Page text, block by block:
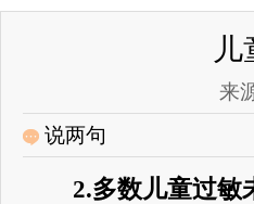
来
说两句
2.多数儿童过敏